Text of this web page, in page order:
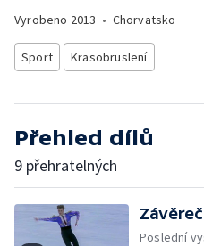
Vyrobeno 2013 • Chorvatsko
Sport Krasobruslení
Přehled dílů
9 přehratelných
Poslední